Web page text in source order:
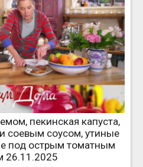
пекинская капуста,
соевым соусом, утиные
под острым томатным
26.11.2025